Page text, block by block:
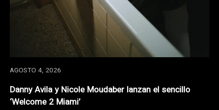
AGOSTO 4, 2026
Danny Avila y Nicole Moudaber lanzan el sencillo
‘Welcome 2 Miami’